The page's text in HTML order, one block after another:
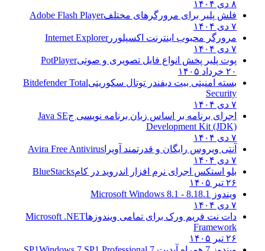
۸ دی ۱۴۰۴
فلش پلیر برای مرورگرهای مختلفAdobe Flash Player
۷ دی ۱۴۰۴
مرورگر محبوب اینترنت اکسپلوررInternet Explorer
۷ دی ۱۴۰۴
پوت پلیر پخش انواع فایل تصویری و صوتیPotPlayer
۲۰ خرداد ۱۴۰۵
بسته امنیتی بیت دیفندر توتال سکوریتیBitdefender Total
Security
۷ دی ۱۴۰۴
اجرای برنامه بر اساس زبان برنامه نویسی جJava SE
Development Kit (JDK)
۷ دی ۱۴۰۴
آنتی ویروس رایگان و قدرتمند آویرا Avira Free Antivirus
۷ دی ۱۴۰۴
بلو استکس اجرای نرم افزار اندروید در کامBlueStacks
۲۶ تیر ۱۴۰۵
ویندوز 8.1
8.1 - Microsoft Windows 8.1
۷ دی ۱۴۰۴
دات نت فریم ورک برای تمامی ویندوزهاMicrosoft .NET
Framework
۲۶ تیر ۱۴۰۵